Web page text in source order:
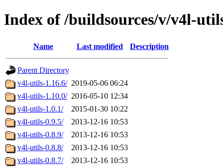
Index of /buildsources/v/v4l-
Name Last modified Description
Parent Directory
v4l-utils-1.16.6/ 2019-05-06 06:24
v4l-utils-1.10.0/ 2016-05-10 12:34
v4l-utils-1.0.1/
2015-01-30 10:22
v4l-utils-0.9.5/
2013-12-16 10:53
v4l-utils-0.8.9/
2013-12-16 10:53
v4l-utils-0.8.8/
2013-12-16 10:53
v4l-utils-0.8.7/
2013-12-16 10:53